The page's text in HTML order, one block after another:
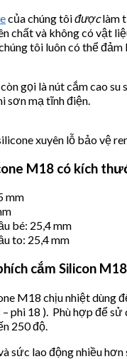
của chúng tôiđượclàm
chất và không có vật
tôi luôn có thể
gọi là nút cắm cao su
sơn mạ tĩnh điện.
xuyên lỗ bảo vệ
M18 có kích
mm
bé: 25,4 mm
to: 25,4 mm
cắm Silicon M18
M18 chịu nhiệt dùng
– phi 18 ). Phù hợp để
250 độ.
sức lao động nhiều